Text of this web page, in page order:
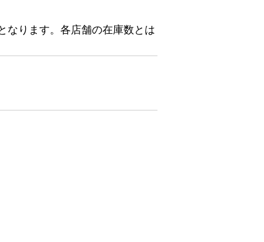
なります。各店舗の在庫数とは